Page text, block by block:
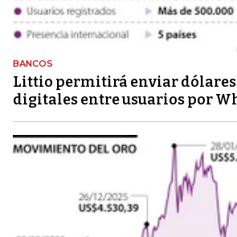
BANCOS
Littio permitirá enviar dólares
digitales entre usuarios por